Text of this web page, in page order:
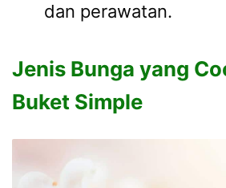
dan perawatan.
Jenis Bunga yang
Buket Simple